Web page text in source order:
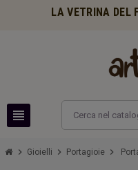
LA VETRINA DEL
view_headline
chevron_right Gioielli chevron_right Portagioie chevron_right